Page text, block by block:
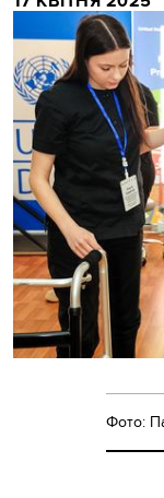
Фото: